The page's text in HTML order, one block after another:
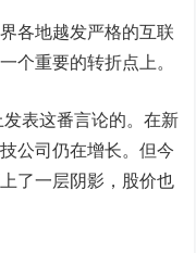
各地越发严格的互联
个重要的转折点上。
表这番言论的。在新
公司仍在增长。但今
了一层阴影，股价也